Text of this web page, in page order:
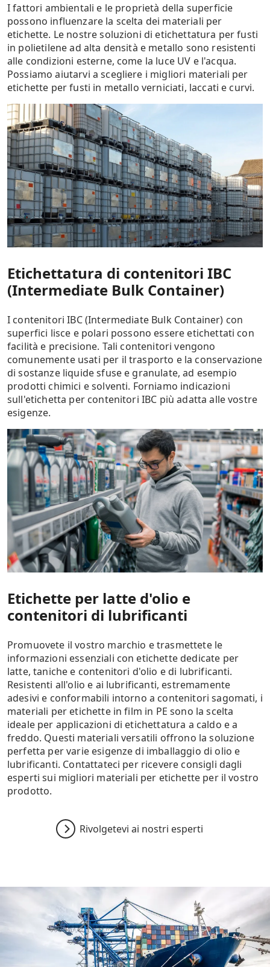
I fattori ambientali e le proprietà della superficie
possono influenzare la scelta dei materiali per
etichette. Le nostre soluzioni di etichettatura per fusti
in polietilene ad alta densità e metallo sono resistenti
alle condizioni esterne, come la luce UV e l'acqua.
Possiamo aiutarvi a scegliere i migliori materiali per
etichette per fusti in metallo verniciati, laccati e curvi.
Etichettatura di contenitori IBC
(Intermediate Bulk Container)
I contenitori IBC (Intermediate Bulk Container) con
superfici lisce e polari possono essere etichettati con
facilità e precisione. Tali contenitori vengono
comunemente usati per il trasporto e la conservazione
di sostanze liquide sfuse e granulate, ad esempio
prodotti chimici e solventi. Forniamo indicazioni
sull'etichetta per contenitori IBC più adatta alle vostre
esigenze.
Etichette per latte d'olio e
contenitori di lubrificanti
Promuovete il vostro marchio e trasmettete le
informazioni essenziali con etichette dedicate per
latte, taniche e contenitori d'olio e di lubrificanti.
Resistenti all'olio e ai lubrificanti, estremamente
adesivi e conformabili intorno a contenitori sagomati, i
materiali per etichette in film in PE sono la scelta
ideale per applicazioni di etichettatura a caldo e a
freddo. Questi materiali versatili offrono la soluzione
perfetta per varie esigenze di imballaggio di olio e
lubrificanti. Contattateci per ricevere consigli dagli
esperti sui migliori materiali per etichette per il vostro
prodotto.
Rivolgetevi ai nostri esperti